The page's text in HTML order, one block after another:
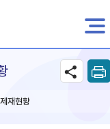
전자민원
재현황